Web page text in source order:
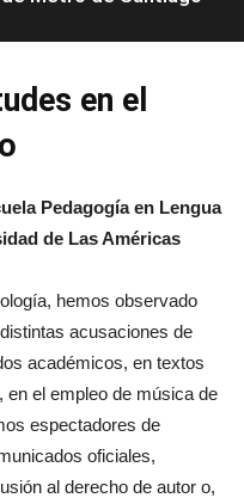
en el
Pedagogía en Lengua
de Las Américas
hemos observado
acusaciones de
académicos, en textos
en el empleo de música de
espectadores de
oficiales,
al derecho de autor o,